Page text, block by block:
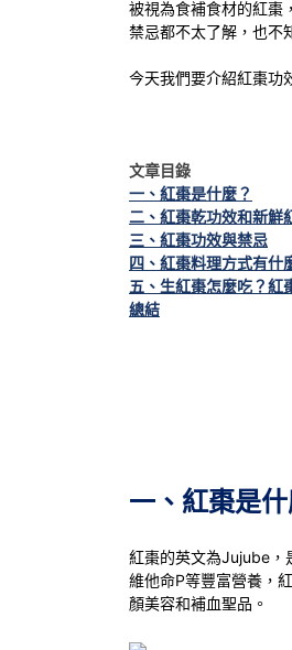
被視為食補食材的紅棗
禁忌都不太了解，也不
今天我們要介紹紅棗功
文章目錄
一、紅棗是什麼？
二、紅棗乾功效和新鮮
三、紅棗功效與禁忌
四、紅棗料理方式有什
五、生紅棗怎麼吃？紅
總結
一、紅棗是什
紅棗的英文為Jujube，
維他命P等豐富營養，
顏美容和補血聖品。